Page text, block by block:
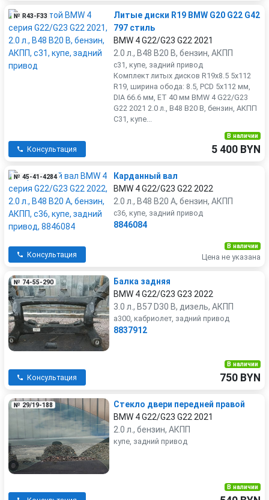
№ R43-F33
Литые диски R19 BMW G20 G22 G42
797 стиль
BMW 4 G22/G23 G22 2021
2.0 л., B48 B20 B, бензин, АКПП
c31, купе, задний привод
Комплект литых дисков R19x8.5 5x112
R19, ширина обода: 8.5, PCD 5x112 мм,
DIA 66.6 мм, ET 40 мм BMW 4 G22/G23
G22 2021 2.0 л., B48 B20 B, бензин, АКПП
C31, купе...
Консультация
В наличии
5 400 BYN
№ 45-41-4284
Карданный вал
BMW 4 G22/G23 G22 2022
2.0 л., B48 B20 A, бензин, АКПП
c36, купе, задний привод
8846084
Консультация
В наличии
Цена не указана
№ 74-55-290
Балка задняя
BMW 4 G22/G23 G23 2022
3.0 л., B57 D30 B, дизель, АКПП
a300, кабриолет, задний привод
8837912
Консультация
В наличии
750 BYN
№ 29/19-188
Стекло двери передней правой
BMW 4 G22/G23 G22 2021
2.0 л., бензин, АКПП
купе, задний привод
В наличии